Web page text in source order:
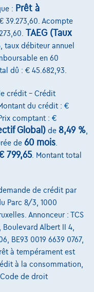
dig.airco alu19
: Prêt à
39.273,60. Acompte
TAEG (Taux
, taux débiteur annuel
en 60
dû : € 45.682,93.
crédit – Crédit
Montant du crédit : €
comptant : €
Global) de 8,49 %
de 60 mois
799,65. Montant total
de crédit par
Parc 8/3, 1000
Annonceur : TCS
Albert II 4,
BE93 0019 6639 0767,
à tempérament est
à la consommation,
de droit